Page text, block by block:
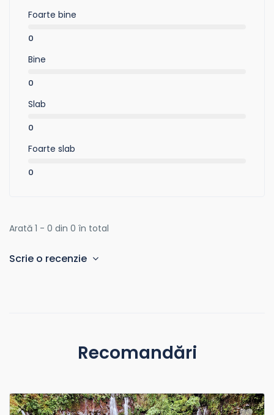
Foarte bine
0
Bine
0
Slab
0
Foarte slab
0
Arată 1 - 0 din 0 în total
Scrie o recenzie
Recomandări